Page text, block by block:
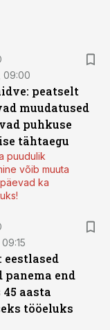
09:00
peatselt
muudatused
puhkuse
tähtaegu
puudulik
võib muuta
ka
eestlased
panema end
aasta
tööeluks